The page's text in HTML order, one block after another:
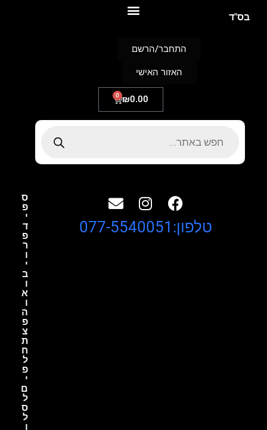
בס"ד
₪0.00
0
התחבר/הרשם
האזור האישי
ס
פ
י
ד
פ
ר
ו
י
ב
ו
א
ו
ה
פ
צ
ת
ח
ל
פ
י
ם
ל
ס
ל
ו
טלפון:077-5540051